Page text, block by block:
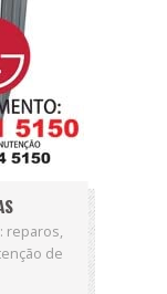
reparos,
de